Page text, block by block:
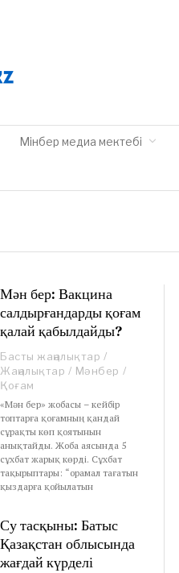
Мінбер медиа мектебі
Мән бер: Вакцина
салдырғандарды қоғам
қалай қабылдайды?
Басты жаңалықтар /
Жаңалықтар / Мәнбер /
Қоғам
«Мән бер» жобасы – кейбір
топтарға қоғамның қандай
сұрақты көп қоятынын
анықтайды. Жоба аясында 5
сұхбат жарық көрді. Сұхбат
тақырыптары: “орамал тағатын
қыздарға қойылатын
Су тасқыны: Батыс
Қазақстан облысында
жағдай күрделі